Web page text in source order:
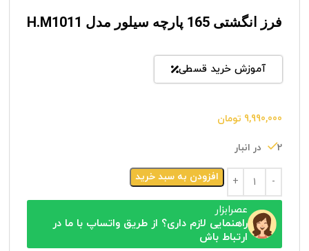
فرز انگشتی 165 پارچه سیلور مدل H.M1011
آموزش خرید قسطی
9,990,000 تومان
2 در انبار
افزودن به سبد خرید
عصرابزار
راهنمایی لازم داری؟ از طریق واتساپ با ما در
ارتباط باش